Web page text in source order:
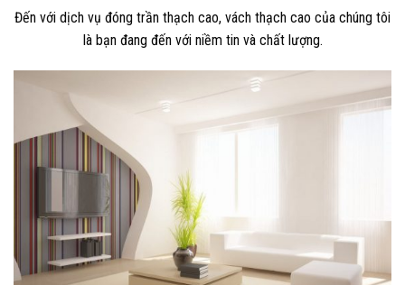
Đến với dịch vụ đóng trần thạch cao, vách thạch cao của chúng tôi
là bạn đang đến với niềm tin và chất lượng.